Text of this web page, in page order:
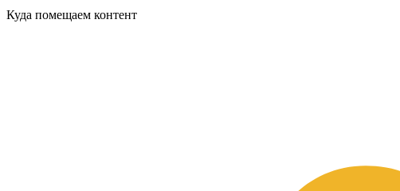
Куда помещаем контент